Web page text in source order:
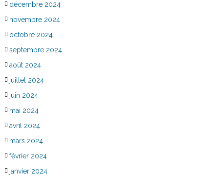
décembre 2024
novembre 2024
octobre 2024
septembre 2024
août 2024
juillet 2024
juin 2024
mai 2024
avril 2024
mars 2024
février 2024
janvier 2024